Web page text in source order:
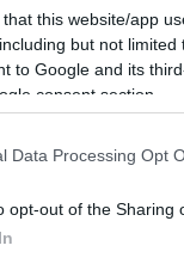
that this website/app
but not
to Google and its
consent section.
Data Processing Opt
opt-out of the Sharing
stagioni a